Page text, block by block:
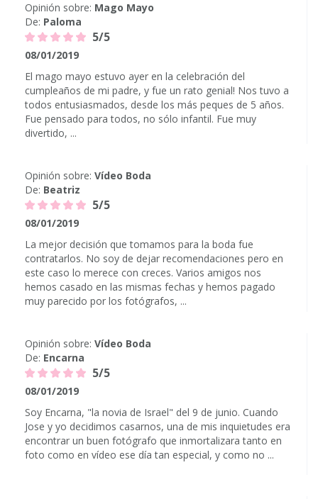
Opinión sobre: Mago Mayo
De: Paloma
5/5
08/01/2019
El mago mayo estuvo ayer en la celebración del
cumpleaños de mi padre, y fue un rato genial! Nos tuvo a
todos entusiasmados, desde los más peques de 5 años.
Fue pensado para todos, no sólo infantil. Fue muy
divertido, ...
Opinión sobre: Vídeo Boda
De: Beatriz
5/5
08/01/2019
La mejor decisión que tomamos para la boda fue
contratarlos. No soy de dejar recomendaciones pero en
este caso lo merece con creces. Varios amigos nos
hemos casado en las mismas fechas y hemos pagado
muy parecido por los fotógrafos, ...
Opinión sobre: Vídeo Boda
De: Encarna
5/5
08/01/2019
Soy Encarna, "la novia de Israel" del 9 de junio. Cuando
Jose y yo decidimos casarnos, una de mis inquietudes era
encontrar un buen fotógrafo que inmortalizara tanto en
foto como en vídeo ese día tan especial, y como no ...